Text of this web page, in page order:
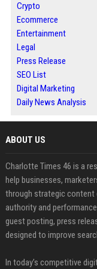
Crypto
Ecommerce
Entertainment
Legal
Press Release
SEO List
Digital Marketing
Daily News Analysis
ABOUT US
Charlotte Times 46 is a
help businesses,
through strategic content
authority and
guest posting, press
designed to improve
In today’s competitive